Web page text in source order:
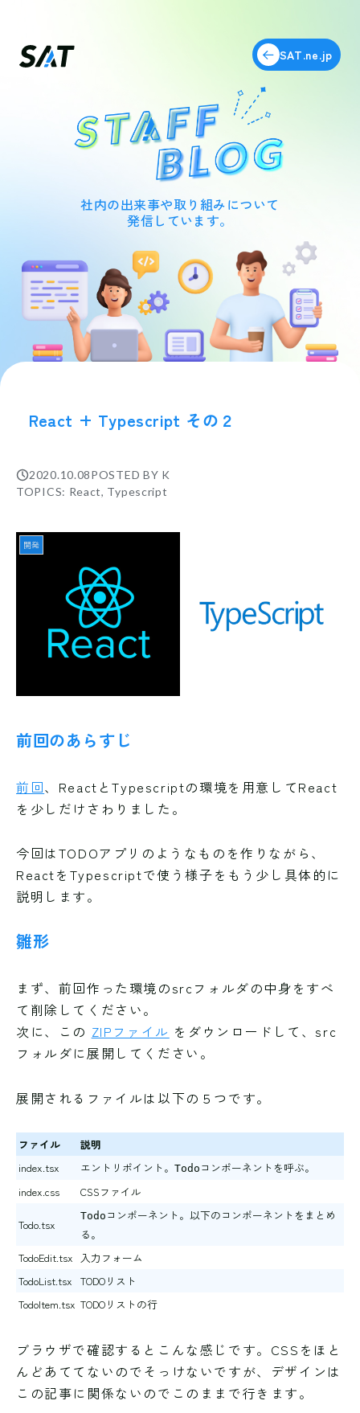
SAT.ne.jp
社内の出来事や取り組みについて
発信しています。
React + Typescript その２
2020.10.08POSTED BY K
TOPICS: React, Typescript
開発
前回のあらすじ
前回、ReactとTypescriptの環境を用意してReact
を少しだけさわりました。
今回はTODOアプリのようなものを作りながら、
ReactをTypescriptで使う様子をもう少し具体的に
説明します。
雛形
まず、前回作った環境のsrcフォルダの中身をすべ
て削除してください。
次に、この ZIPファイル をダウンロードして、src
フォルダに展開してください。
展開されるファイルは以下の５つです。
ファイル
説明
index.tsx
エントリポイント。 Todo コンポーネントを呼ぶ。
index.css
CSSファイル
Todo.tsx
Todo コンポーネント。以下のコンポーネントをまとめ
る。
TodoEdit.tsx
入力フォーム
TodoList.tsx TODOリスト
TodoItem.tsx TODOリストの行
ブラウザで確認するとこんな感じです。CSSをほと
んどあててないのでそっけないですが、デザインは
この記事に関係ないのでこのままで行きます。